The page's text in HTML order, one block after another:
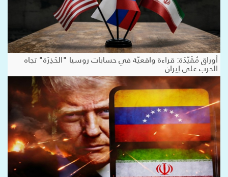
أوراق مُقَيّدَة: قراءة واقعيّة في حسابات روسيا "الحَذِرَة" تجاه
الحرب على إيران